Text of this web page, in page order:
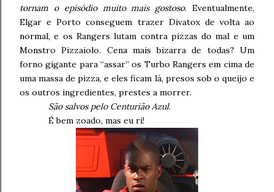
tornam o episódio muito mais gostoso. Eventualmente,
Elgar e Porto conseguem trazer Divatox de volta ao
normal, e os Rangers lutam contra pizzas do mal e um
Monstro Pizzaiolo. Cena mais bizarra de todas? Um
forno gigante para “assar” os Turbo Rangers em cima de
uma massa de pizza, e eles ficam lá, presos sob o queijo e
os outros ingredientes, prestes a morrer.
São salvos pelo Centurião Azul.
É bem zoado, mas eu ri!